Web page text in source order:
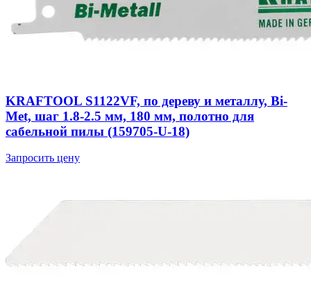
KRAFTOOL S1122VF, по дереву и металлу, Bi-
Met, шаг 1.8-2.5 мм, 180 мм, полотно для
сабельной пилы (159705-U-18)
Запросить цену